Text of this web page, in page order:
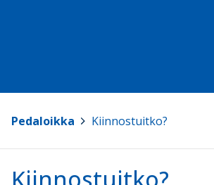
Pedaloikka Kiinnostuitko?